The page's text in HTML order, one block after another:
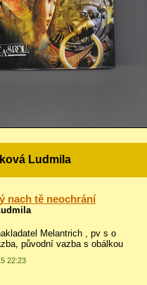
Ludmila
nach tě neochrání
Melantrich , pv s o
původní vazba s obálkou
22:23